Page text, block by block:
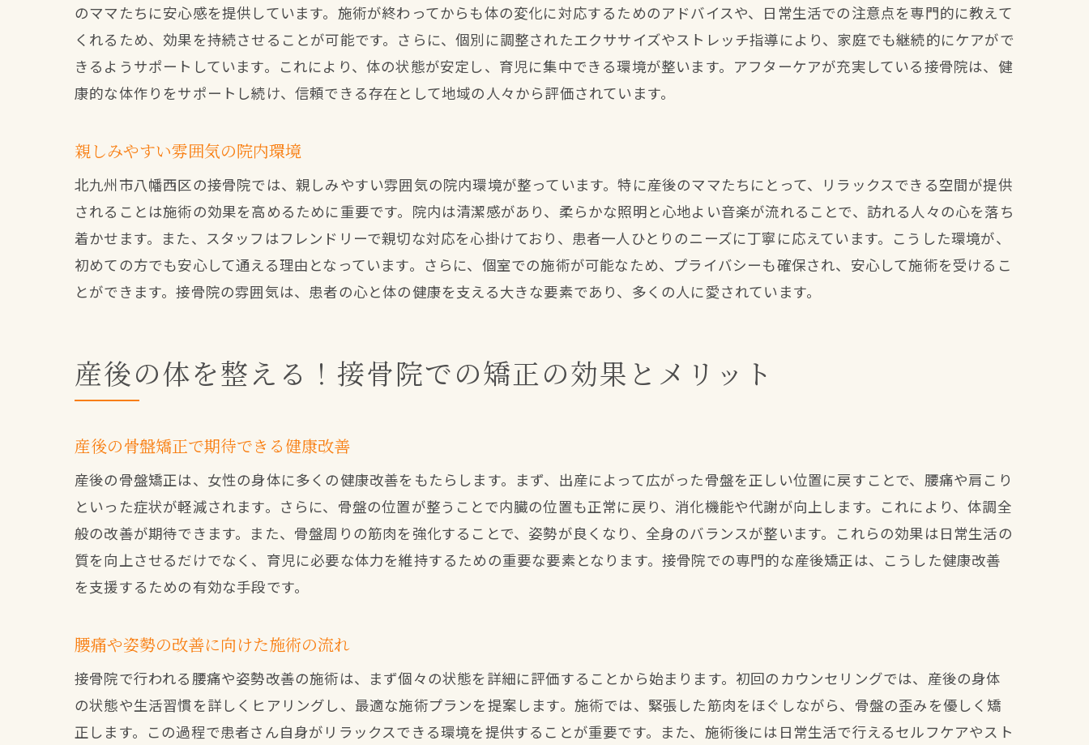
ママたちの声を活かしたサービス内容
講習会やイベントでの産後ケア情報提供
地域連携による多角的な健康支援
産後に役立つ情報の定期的な発信
成功事例に学ぶ施術の実際の効果
利用者の声から見る選び方のポイント
具体的な成功ケーススタディ
意識すべき選択基準とその背景
接骨院での矯正施術が産後の健康回復をサポートする理由
産後の生活習慣改善に向けた指導
産後健康維持のための継続的なサポート
矯正施術が生活の質に与える積極的な影響
のママたちに安心感を提供しています。施術が終わってからも体の変化に対応するためのアドバイスや、日常生活での注意点を専門的に教えて
くれるため、効果を持続させることが可能です。さらに、個別に調整されたエクササイズやストレッチ指導により、家庭でも継続的にケアがで
きるようサポートしています。これにより、体の状態が安定し、育児に集中できる環境が整います。アフターケアが充実している接骨院は、健
康的な体作りをサポートし続け、信頼できる存在として地域の人々から評価されています。
親しみやすい雰囲気の院内環境
北九州市八幡西区の接骨院では、親しみやすい雰囲気の院内環境が整っています。特に産後のママたちにとって、リラックスできる空間が提供
されることは施術の効果を高めるために重要です。院内は清潔感があり、柔らかな照明と心地よい音楽が流れることで、訪れる人々の心を落ち
着かせます。また、スタッフはフレンドリーで親切な対応を心掛けており、患者一人ひとりのニーズに丁寧に応えています。こうした環境が、
初めての方でも安心して通える理由となっています。さらに、個室での施術が可能なため、プライバシーも確保され、安心して施術を受けるこ
とができます。接骨院の雰囲気は、患者の心と体の健康を支える大きな要素であり、多くの人に愛されています。
産後の体を整える！接骨院での矯正の効果とメリット
産後の骨盤矯正で期待できる健康改善
産後の骨盤矯正は、女性の身体に多くの健康改善をもたらします。まず、出産によって広がった骨盤を正しい位置に戻すことで、腰痛や肩こり
といった症状が軽減されます。さらに、骨盤の位置が整うことで内臓の位置も正常に戻り、消化機能や代謝が向上します。これにより、体調全
般の改善が期待できます。また、骨盤周りの筋肉を強化することで、姿勢が良くなり、全身のバランスが整います。これらの効果は日常生活の
質を向上させるだけでなく、育児に必要な体力を維持するための重要な要素となります。接骨院での専門的な産後矯正は、こうした健康改善
を支援するための有効な手段です。
腰痛や姿勢の改善に向けた施術の流れ
接骨院で行われる腰痛や姿勢改善の施術は、まず個々の状態を詳細に評価することから始まります。初回のカウンセリングでは、産後の身体
の状態や生活習慣を詳しくヒアリングし、最適な施術プランを提案します。施術では、緊張した筋肉をほぐしながら、骨盤の歪みを優しく矯
正します。この過程で患者さん自身がリラックスできる環境を提供することが重要です。また、施術後には日常生活で行えるセルフケアやスト